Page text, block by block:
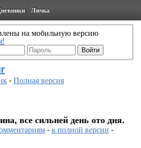
Личка
на мобильную версию
-Полная версия
все сильней день ото дня.
-к полной версии -